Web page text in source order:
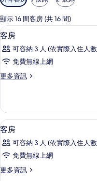
用
的
客
房
篩
選
件
顯示 16 間客房 (共 16 間)
顯
示
客
房
的
有
相
片
1
客房
可容納 3 人 (依實際入住人
免費無線上網
更多資訊
更
的
詳
情
顯
示
客
房
的
1
客房
可容納 3 人 (依實際入住人
免費無線上網
更多資訊
更